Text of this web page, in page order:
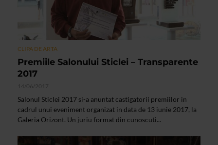
CLIPA DE ARTA
Premiile Salonului Sticlei – Transparente
2017
14/06/2017
Salonul Sticlei 2017 si-a anuntat castigatorii premiilor in
cadrul unui eveniment organizat in data de 13 iunie 2017, la
Galeria Orizont. Un juriu format din cunoscuti...